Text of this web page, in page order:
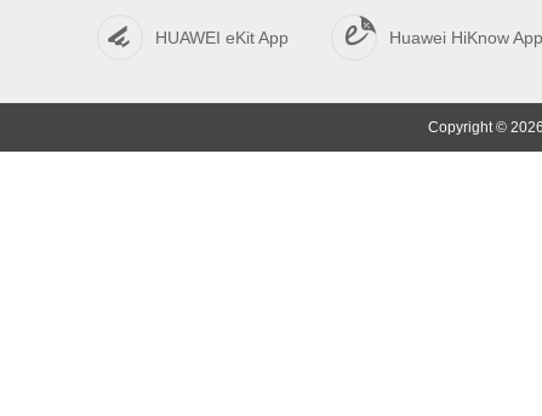
HUAWEI eKit App Huawei HiKnow App
Copyright ©